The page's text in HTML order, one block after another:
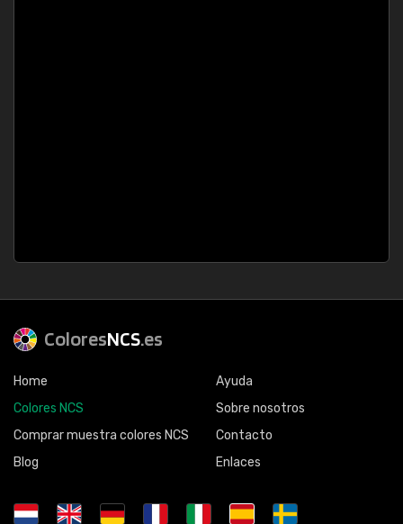
ColoresNCS.es
Home
Colores NCS
Comprar muestra colores NCS
Blog
Ayuda
Sobre nosotros
Contacto
Enlaces